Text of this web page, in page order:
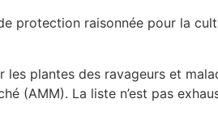
protection raisonnée pour la
plantes des ravageurs et
(AMM). La liste n’est pas